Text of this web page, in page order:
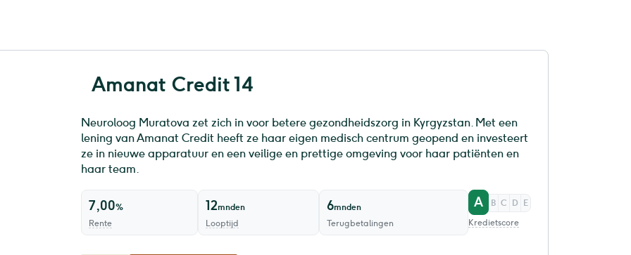
Amanat Credit 14
Neuroloog Muratova zet zich in voor betere gezondheidszorg in Kyrgyzstan. Met een
lening van Amanat Credit heeft ze haar eigen medisch centrum geopend en investeert
ze in nieuwe apparatuur en een veilige en prettige omgeving voor haar patiënten en
haar team.
7,00%
Rente
12mnden
Looptijd
6mnden
Terugbetalingen
A B C D
E
Kredietscore